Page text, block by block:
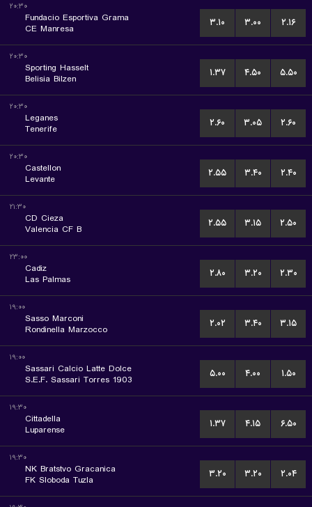
۲۰:۳۰
Fundacio Esportiva Grama
CE Manresa
۳.۱۰ ۳.۰۰ ۲.۱۶
۲۰:۳۰
Sporting Hasselt
Belisia Bilzen
۱.۳۷ ۴.۵۰ ۵.۵۰
۲۰:۳۰
Leganes
Tenerife
۲.۶۰ ۳.۰۵ ۲.۶۰
۲۰:۳۰
Castellon
Levante
۲.۵۵ ۳.۴۰ ۲.۴۰
۲۱:۳۰
CD Cieza
Valencia CF B
۲.۵۵ ۳.۱۵ ۲.۵۰
۲۳:۰۰
Cadiz
Las Palmas
۲.۸۰ ۳.۲۰ ۲.۳۰
۱۹:۰۰
Sasso Marconi
Rondinella Marzocco
۲.۰۲ ۳.۴۰ ۳.۱۵
۱۹:۰۰
Sassari Calcio Latte Dolce
S.E.F. Sassari Torres 1903
۵.۰۰ ۴.۰۰ ۱.۵۰
۱۹:۳۰
Cittadella
Luparense
۱.۳۷ ۴.۱۵ ۶.۵۰
۱۹:۳۰
NK Bratstvo Gracanica
FK Sloboda Tuzla
۳.۲۰ ۳.۲۰ ۲.۰۴